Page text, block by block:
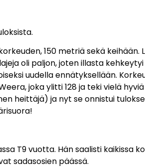
150 metriä sekä
oli paljon, joten illasta
uudella ennätyksellään.
joka ylitti 128 ja teki vielä
heittäjä) ja nyt se onnistui
T9 vuotta. Hän saalisti kaikissa
sadasosien päässä.